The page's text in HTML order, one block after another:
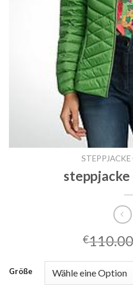
steppjacke
€110.00
Größe